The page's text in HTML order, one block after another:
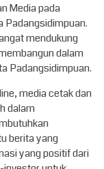
Media pada
Padangsidimpuan.
mendukung
dalam
Padangsidimpuan.
media cetak dan
dalam
berita yang
yang positif dari